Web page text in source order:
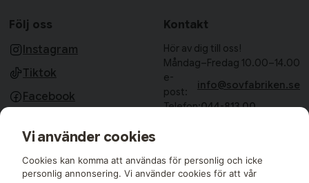
Följ oss
Instagram
Tiktok
Facebook
Kontakt
Hör av dig till oss!
Måndag–Fredag 10.00–14.00
e-
post:
info@sovfabriken.se
Telefon:044-813 00
28832 Vinslöv
Medlemmar i:
Vi använder cookies
Cookies kan komma att användas för personlig och icke
personlig annonsering. Vi använder cookies för att vår